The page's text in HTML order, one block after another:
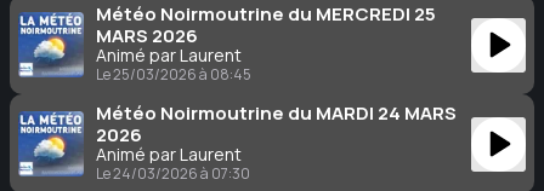
Météo Noirmoutrine du MERCREDI 25
MARS 2026
Animé par Laurent
Le 25/03/2026 à 08:45
Météo Noirmoutrine du MARDI 24 MARS
2026
Animé par Laurent
Le 24/03/2026 à 07:30